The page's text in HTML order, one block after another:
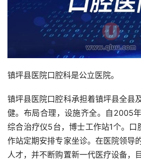
镇坪县医院口腔科是公立医院。
镇坪县医院口腔科承担着镇坪县全县
健。布局合理，设施齐全。自2005
综合治疗仪5台，博士工作站1个。口
作站定期安排专家坐诊。在医院领导
人才，并不断购置新一代医疗设备，